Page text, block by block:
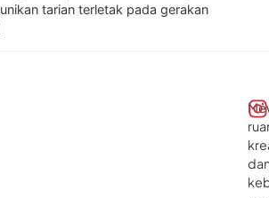
tarian terletak pada gerakan